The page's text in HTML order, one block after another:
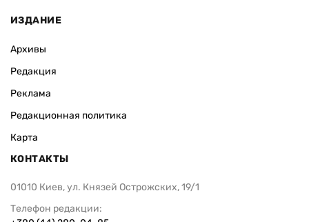
ИЗДАНИЕ
Архивы
Редакция
Реклама
Редакционная политика
Карта
КОНТАКТЫ
01010 Киев, ул. Князей Острожских, 19/1
Телефон редакции: